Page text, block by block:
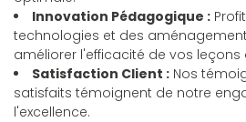
Innovation Pédagogique :
technologies et des
améliorer l'efficacité de vos leçons
Satisfaction Client : Nos
satisfaits témoignent de notre
l'excellence.